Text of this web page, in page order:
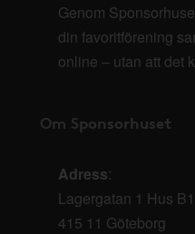
Genom
din favoritförening
online – utan att det
Om Sponsorhuset
Adress:
Lagergatan 1 Hus
415 11 Göteborg